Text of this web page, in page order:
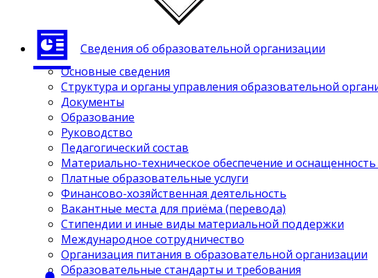
Сведения об образовательной организации
Основные сведения
Структура и органы управления образовательной
Документы
Образование
Руководство
Педагогический состав
Материально-техническое обеспечение и
Платные образовательные услуги
Финансово-хозяйственная деятельность
Вакантные места для приёма (перевода)
Стипендии и иные виды материальной поддержки
Международное сотрудничество
Организация питания в образовательной организации
Образовательные стандарты и требования